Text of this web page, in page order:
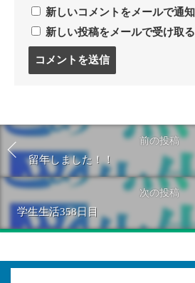
新しいコメントをメールで通知
新しい投稿をメールで受け取る
る
前の投稿
留年しました！！
次の投稿
学生生活358日目